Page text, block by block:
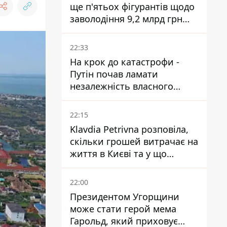
ще п'ятьох фігурантів щодо
заволодіння 9,2 млрд грн
ПриватБанку скерували до
суду
22:33
На крок до катастрофи -
Путін почав ламати
незалежність власного
Центробанку, змусивши
знизити базову ставку
22:15
Klavdia Petrivna розповіла,
скільки грошей витрачає на
життя в Києві та у що
вкладає мільйони
22:00
Президентом Угорщини
може стати герой мема
Гарольд, який приховує